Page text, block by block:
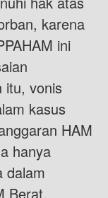
karena
ini
itu, vonis
kasus
HAM
hanya
dalam
Berat.